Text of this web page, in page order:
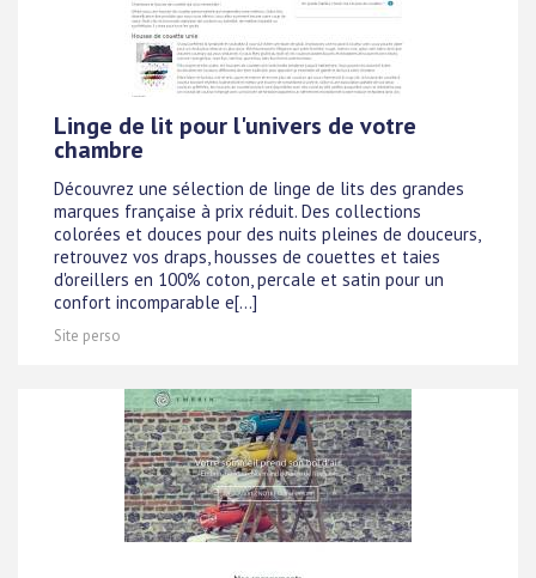
Linge de lit pour l'univers de votre
chambre
Découvrez une sélection de linge de lits des grandes
marques française à prix réduit. Des collections
colorées et douces pour des nuits pleines de douceurs,
retrouvez vos draps, housses de couettes et taies
d'oreillers en 100% coton, percale et satin pour un
confort incomparable e[...]
Site perso